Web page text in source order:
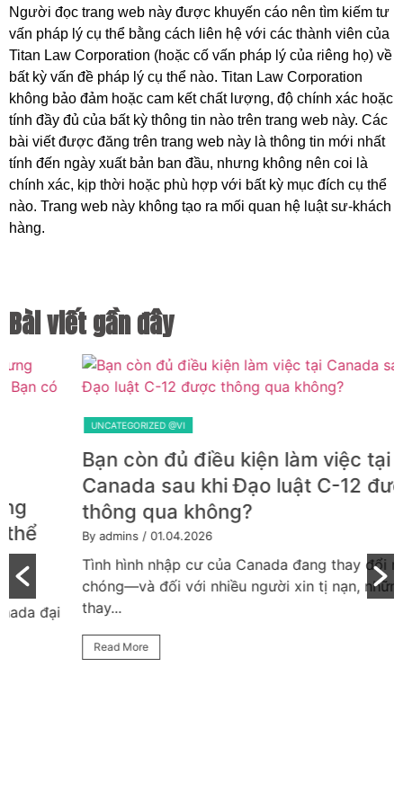
Người đọc trang web này được khuyến cáo nên tìm kiếm tư
vấn pháp lý cụ thể bằng cách liên hệ với các thành viên của
Titan Law Corporation (hoặc cố vấn pháp lý của riêng họ) về
bất kỳ vấn đề pháp lý cụ thể nào. Titan Law Corporation
không bảo đảm hoặc cam kết chất lượng, độ chính xác hoặc
tính đầy đủ của bất kỳ thông tin nào trên trang web này. Các
bài viết được đăng trên trang web này là thông tin mới nhất
tính đến ngày xuất bản ban đầu, nhưng không nên coi là
chính xác, kịp thời hoặc phù hợp với bất kỳ mục đích cụ thể
nào. Trang web này không tạo ra mối quan hệ luật sư-khách
hàng.
Bài viết gần đây
UNCATEGORIZED @VI
Bạn còn đủ điều kiện làm việc tại
Canada sau khi Đạo luật C-12 được
thông qua không?
By admins / 01.04.2026
Tình hình nhập cư của Canada đang thay đổi nhanh
chóng—và đối với nhiều người xin tị nạn, những
thay...